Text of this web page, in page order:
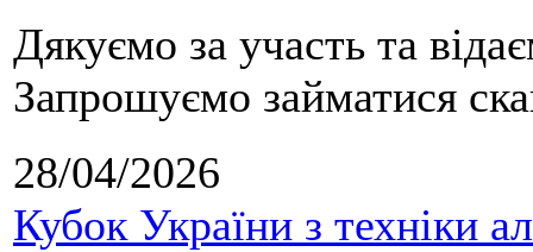
Дякуємо за участь та
Запрошуємо займатися
28/04/2026
Кубок України з техніки